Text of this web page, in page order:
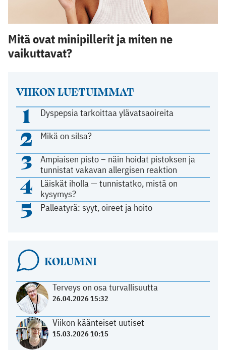
VIIKON LUETUIMMAT
1 Dyspepsia tarkoittaa ylävatsaoireita
2 Mikä on silsa?
3
Ampiaisen pisto – näin hoidat pistoksen ja
tunnistat vakavan allergisen reaktion
4
Läiskät iholla — tunnistatko, mistä on
kysymys?
5 Palleatyrä: syyt, oireet ja hoito
KOLUMNI
Terveys on osa turvallisuutta
26.04.2026 15:32
Viikon käänteiset uutiset
15.03.2026 10:15
Mitä ovat minipillerit ja miten ne
vaikuttavat?